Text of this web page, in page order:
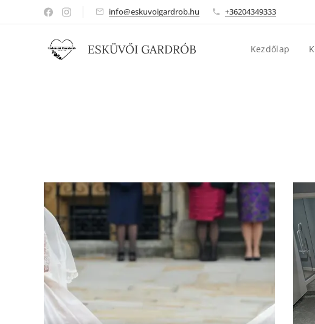
info@eskuvoigardrob.hu +36204349333
ESKÜVŐI GARDRÓB Kezdőlap